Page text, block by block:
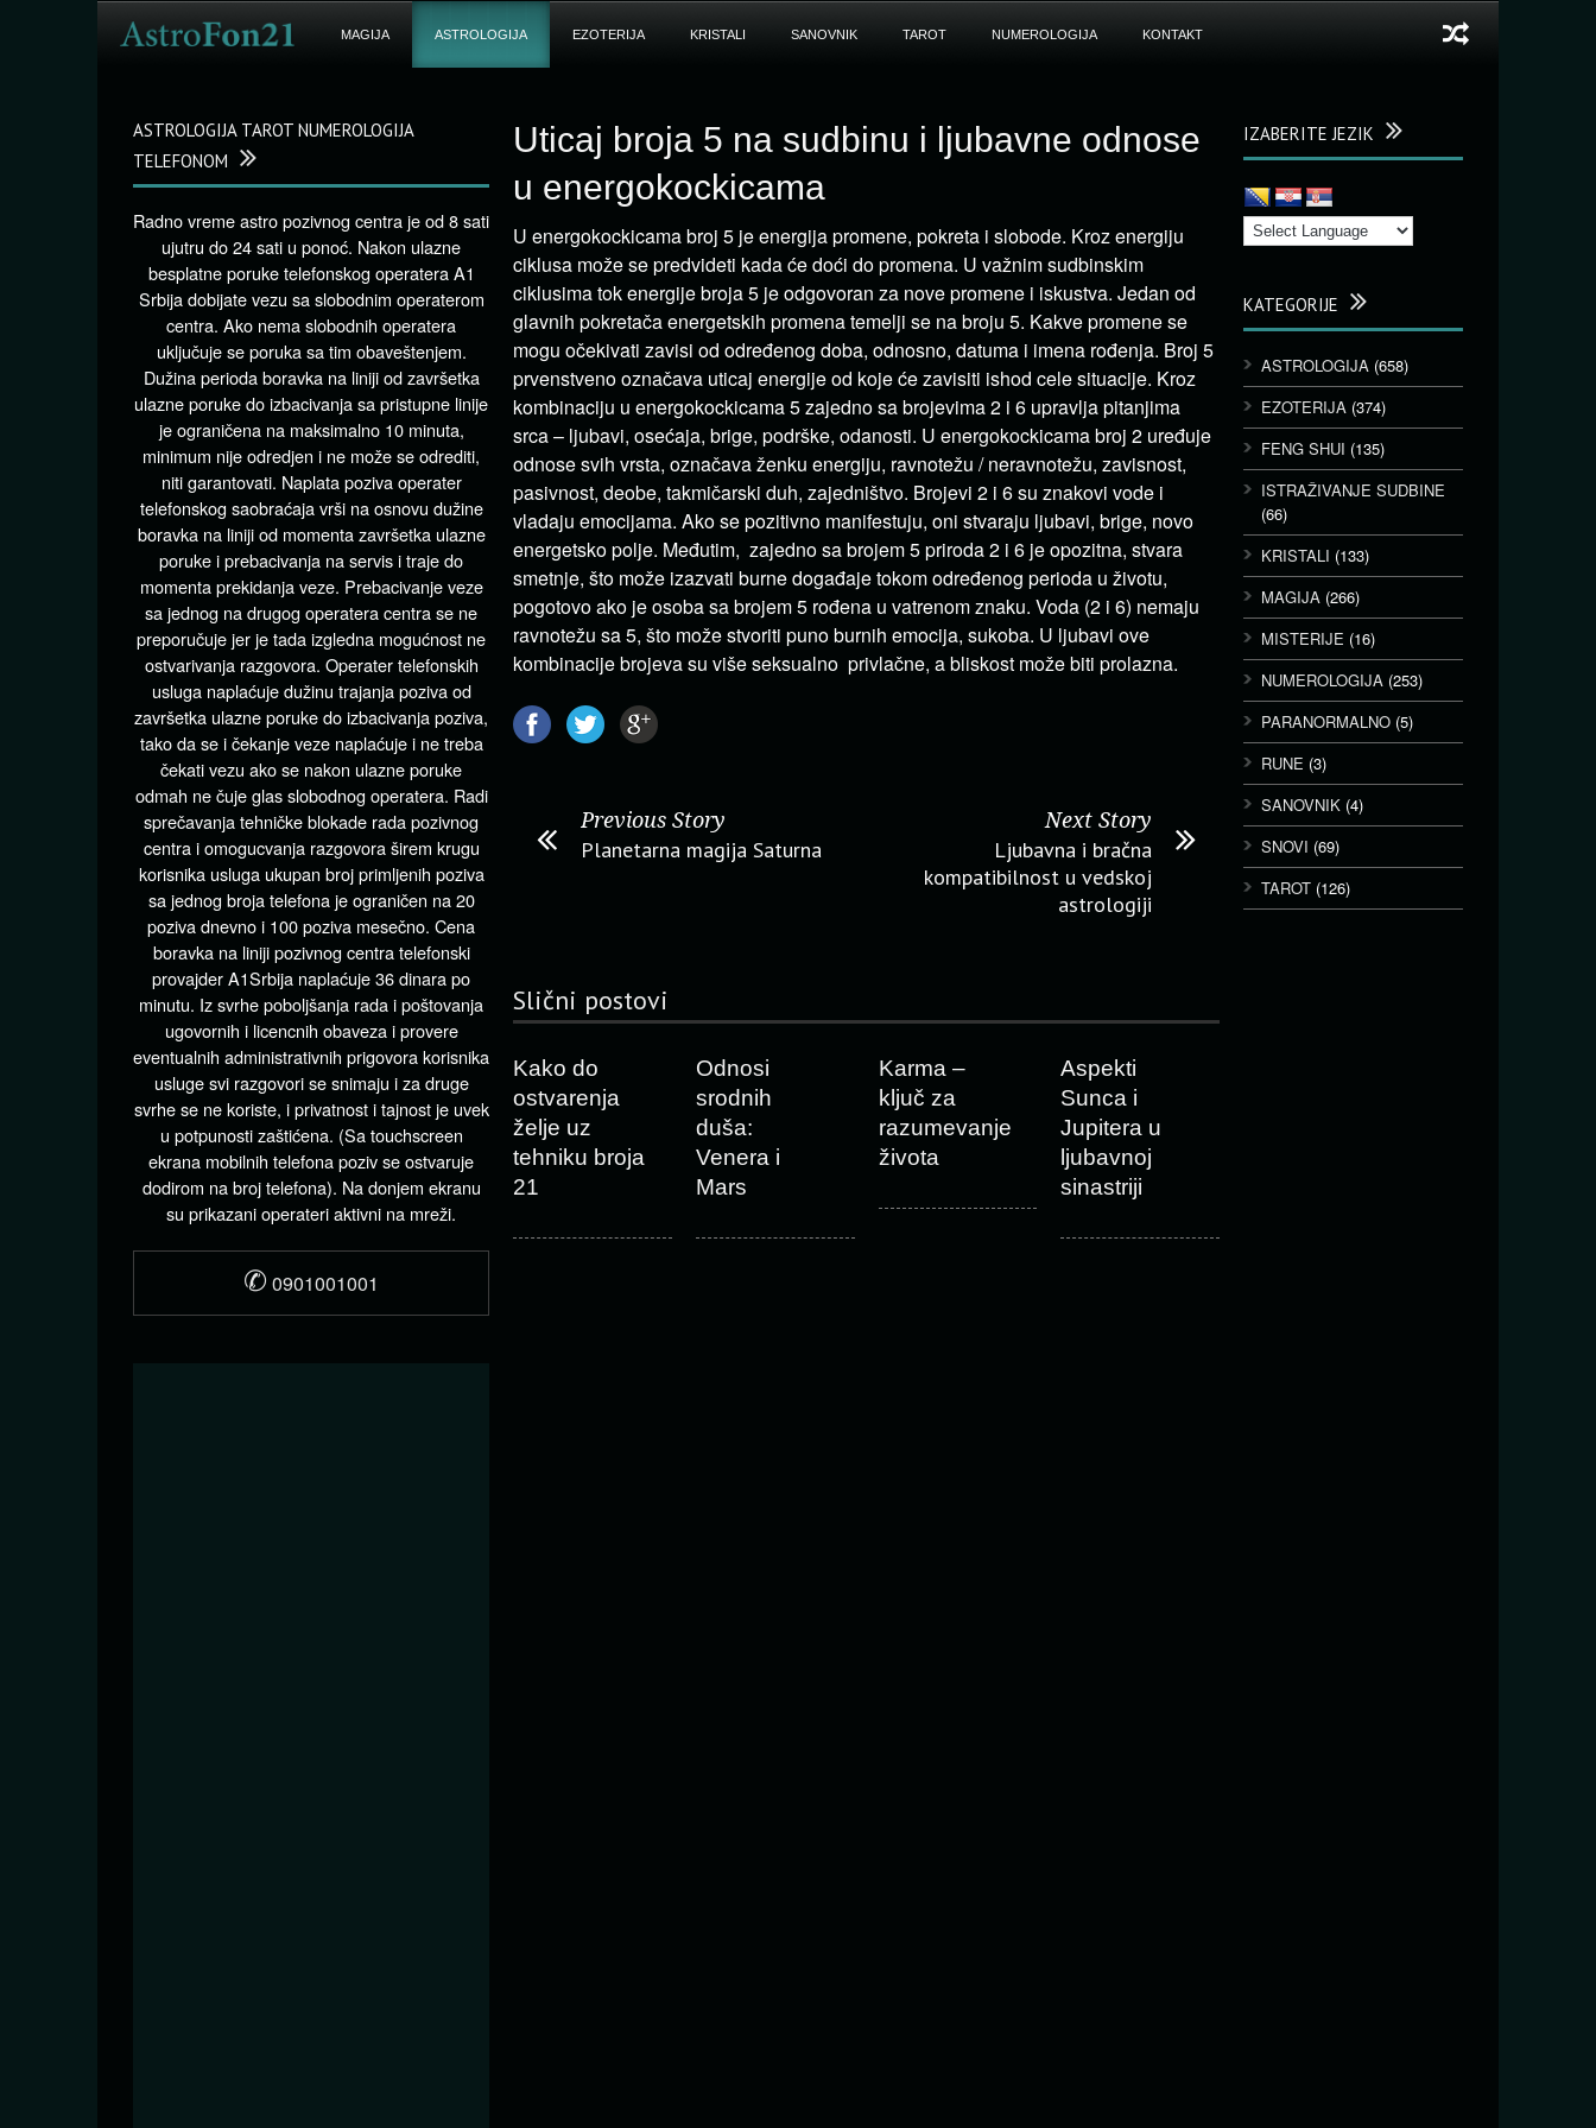
MAGIJA ASTROLOGIJA EZOTERIJA KRISTALI SANOVNIK TAROT NUMEROLOGIJA KONTAKT
Uticaj broja 5 na sudbinu i ljubavne odnose
u energokockicama
U energokockicama broj 5 je energija promene, pokreta i slobode. Kroz energiju
ciklusa može se predvideti kada će doći do promena. U važnim sudbinskim
ciklusima tok energije broja 5 je odgovoran za nove promene i iskustva. Jedan od
glavnih pokretača energetskih promena temelji se na broju 5. Kakve promene se
mogu očekivati zavisi od određenog doba, odnosno, datuma i imena rođenja. Broj 5
prvenstveno označava uticaj energije od koje će zavisiti ishod cele situacije. Kroz
kombinaciju u energokockicama 5 zajedno sa brojevima 2 i 6 upravlja pitanjima
srca – ljubavi, osećaja, brige, podrške, odanosti. U energokockicama broj 2 uređuje
odnose svih vrsta, označava ženku energiju, ravnotežu / neravnotežu, zavisnost,
pasivnost, deobe, takmičarski duh, zajedništvo. Brojevi 2 i 6 su znakovi vode i
vladaju emocijama. Ako se pozitivno manifestuju, oni stvaraju ljubavi, brige, novo
energetsko polje. Međutim, zajedno sa brojem 5 priroda 2 i 6 je opozitna, stvara
smetnje, što može izazvati burne događaje tokom određenog perioda u životu,
pogotovo ako je osoba sa brojem 5 rođena u vatrenom znaku. Voda (2 i 6) nemaju
ravnotežu sa 5, što može stvoriti puno burnih emocija, sukoba. U ljubavi ove
kombinacije brojeva su više seksualno privlačne, a bliskost može biti prolazna.
Previous Story
Planetarna magija Saturna
Next Story
Ljubavna i bračna
kompatibilnost u vedskoj
astrologiji
Slični postovi
Kako do
ostvarenja
želje uz
tehniku broja
21
Odnosi
srodnih
duša:
Venera i
Mars
Karma –
ključ za
razumevanje
života
Aspekti
Sunca i
Jupitera u
ljubavnoj
sinastriji
IZABERITE JEZIK
KATEGORIJE
ASTROLOGIJA (658)
EZOTERIJA (374)
FENG SHUI (135)
ISTRAŽIVANJE SUDBINE
(66)
KRISTALI (133)
MAGIJA (266)
MISTERIJE (16)
NUMEROLOGIJA (253)
PARANORMALNO (5)
RUNE (3)
SANOVNIK (4)
SNOVI (69)
TAROT (126)
ASTROLOGIJA TAROT NUMEROLOGIJA
TELEFONOM
Radno vreme astro pozivnog centra je od 8 sati
ujutru do 24 sati u ponoć. Nakon ulazne
besplatne poruke telefonskog operatera A1
Srbija dobijate vezu sa slobodnim operaterom
centra. Ako nema slobodnih operatera
uključuje se poruka sa tim obaveštenjem.
Dužina perioda boravka na liniji od završetka
ulazne poruke do izbacivanja sa pristupne linije
je ograničena na maksimalno 10 minuta,
minimum nije odredjen i ne može se odrediti,
niti garantovati. Naplata poziva operater
telefonskog saobraćaja vrši na osnovu dužine
boravka na liniji od momenta završetka ulazne
poruke i prebacivanja na servis i traje do
momenta prekidanja veze. Prebacivanje veze
sa jednog na drugog operatera centra se ne
preporučuje jer je tada izgledna mogućnost ne
ostvarivanja razgovora. Operater telefonskih
usluga naplaćuje dužinu trajanja poziva od
završetka ulazne poruke do izbacivanja poziva,
tako da se i čekanje veze naplaćuje i ne treba
čekati vezu ako se nakon ulazne poruke
odmah ne čuje glas slobodnog operatera. Radi
sprečavanja tehničke blokade rada pozivnog
centra i omogucvanja razgovora širem krugu
korisnika usluga ukupan broj primljenih poziva
sa jednog broja telefona je ograničen na 20
poziva dnevno i 100 poziva mesečno. Cena
boravka na liniji pozivnog centra telefonski
provajder A1Srbija naplaćuje 36 dinara po
minutu. Iz svrhe poboljšanja rada i poštovanja
ugovornih i licencnih obaveza i provere
eventualnih administrativnih prigovora korisnika
usluge svi razgovori se snimaju i za druge
svrhe se ne koriste, i privatnost i tajnost je uvek
u potpunosti zaštićena. (Sa touchscreen
ekrana mobilnih telefona poziv se ostvaruje
dodirom na broj telefona). Na donjem ekranu
su prikazani operateri aktivni na mreži.
✆ 0901001001